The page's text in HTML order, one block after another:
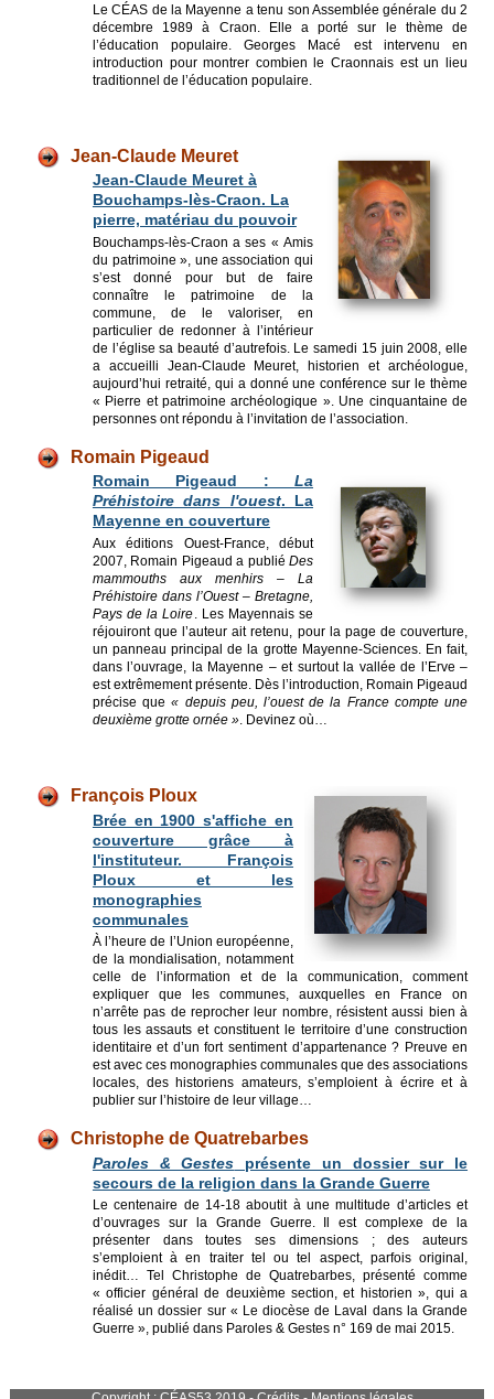
Le CÉAS de la Mayenne a tenu son Assemblée générale du 2
décembre 1989 à Craon. Elle a porté sur le thème de
l’éducation populaire. Georges Macé est intervenu en
introduction pour montrer combien le Craonnais est un lieu
traditionnel de l’éducation populaire.
Jean-Claude Meuret
Jean-Claude Meuret à
Bouchamps-lès-Craon. La
pierre, matériau du pouvoir
Bouchamps-lès-Craon a ses « Amis
du patrimoine », une association qui
s’est donné pour but de faire
connaître le patrimoine de la
commune, de le valoriser, en
particulier de redonner à l’intérieur
de l’église sa beauté d’autrefois. Le samedi 15 juin 2008, elle
a accueilli Jean-Claude Meuret, historien et archéologue,
aujourd’hui retraité, qui a donné une conférence sur le thème
« Pierre et patrimoine archéologique ». Une cinquantaine de
personnes ont répondu à l’invitation de l’association.
Romain Pigeaud
Romain Pigeaud :La
Préhistoire dans l'ouest. La
Mayenne en couverture
Aux éditions Ouest-France, début
2007, Romain Pigeaud a publiéDes
mammouths aux menhirs – La
Préhistoire dans l’Ouest – Bretagne,
Pays de la Loire. Les Mayennais se
réjouiront que l’auteur ait retenu, pour la page de couverture,
un panneau principal de la grotte Mayenne-Sciences. En fait,
dans l’ouvrage, la Mayenne – et surtout la vallée de l’Erve –
est extrêmement présente. Dès l’intro­duction, Romain Pigeaud
précise que« depuis peu, l’ouest de la France compte une
deuxième grotte ornée ». Devinez où…
François Ploux
Brée en 1900 s'affiche en
couverture grâce à
l'instituteur. François
Ploux et les
monographies
communales
À l’heure de l’Union européenne,
de la mondialisation, notamment
celle de l’information et de la communication, comment
expliquer que les communes, auxquelles en France on
n’arrête pas de reprocher leur nombre, résistent aussi bien à
tous les assauts et constituent le territoire d’une construction
identitaire et d’un fort sentiment d’appartenance ? Preuve en
est avec ces monographies communales que des associations
locales, des historiens amateurs, s’emploient à écrire et à
publier sur l’histoire de leur village…
Christophe de Quatrebarbes
Paroles & Gestes présente un dossier sur le
secours de la religion dans la Grande Guerre
Le centenaire de 14-18 aboutit à une multitude d’articles et
d’ouvrages sur la Grande Guerre. Il est complexe de la
présenter dans toutes ses dimensions ; des auteurs
s’emploient à en traiter tel ou tel aspect, parfois original,
inédit… Tel Christophe de Quatrebarbes, présenté comme
« officier général de deuxième section, et historien », qui a
réalisé un dossier sur « Le diocèse de Laval dans la Grande
Guerre », publié dans Paroles & Gestes n° 169 de mai 2015.